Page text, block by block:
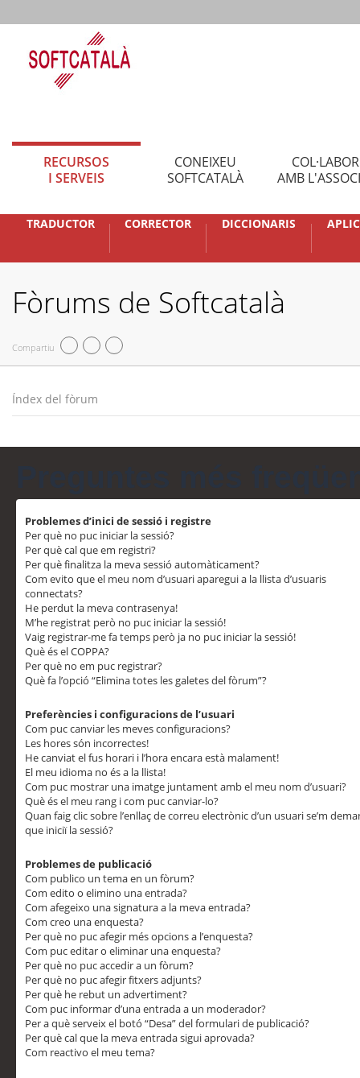
RECURSOS
I SERVEIS
CONEIXEU
SOFTCATALÀ
AMB
TRADUCTOR CORRECTOR DICCIONARIS
Fòrums de Softcatalà
Compartiu
Índex del fòrum
Problemes d’inici de sessió i registre
Per què no puc iniciar la sessió?
Per què cal que em registri?
Per què finalitza la meva sessió automàticament?
Com evito que el meu nom d’usuari aparegui a la llista d’usuaris
connectats?
He perdut la meva contrasenya!
M’he registrat però no puc iniciar la sessió!
Vaig registrar-me fa temps però ja no puc iniciar la sessió!
Què és el COPPA?
Per què no em puc registrar?
Què fa l’opció “Elimina totes les galetes del fòrum”?
Preferències i configuracions de l’usuari
Com puc canviar les meves configuracions?
Les hores són incorrectes!
He canviat el fus horari i l’hora encara està malament!
El meu idioma no és a la llista!
Com puc mostrar una imatge juntament amb el meu nom d’usuari?
Què és el meu rang i com puc canviar-lo?
Quan faig clic sobre l’enllaç de correu electrònic d’un usuari se’m
que iniciï la sessió?
Problemes de publicació
Com publico un tema en un fòrum?
Com edito o elimino una entrada?
Com afegeixo una signatura a la meva entrada?
Com creo una enquesta?
Per què no puc afegir més opcions a l’enquesta?
Com puc editar o eliminar una enquesta?
Per què no puc accedir a un fòrum?
Per què no puc afegir fitxers adjunts?
Per què he rebut un advertiment?
Com puc informar d’una entrada a un moderador?
Per a què serveix el botó “Desa” del formulari de publicació?
Per què cal que la meva entrada sigui aprovada?
Com reactivo el meu tema?